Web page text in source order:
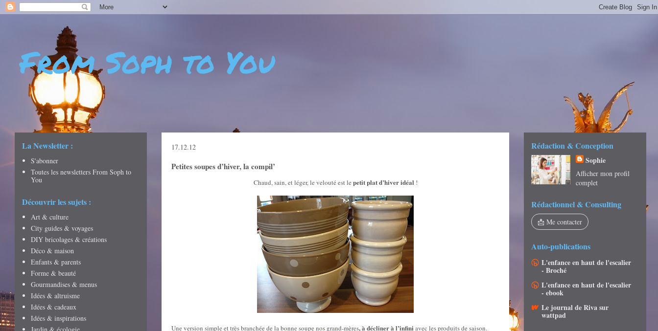
From Soph to You
- DÉCOUVERTES - CULTURE - CITY GUIDES - VOYAGES - CRÉATIVITÉ - ART DE VIVRE - BIEN-ÊTRE - POSITIVITÉ -
17.12.12
Petites soupes d’hiver, la compil’
Chaud, sain, et léger,le velouté estle petit plat d’hiver idéal !
Une version simple et très branchée de la bonne soupe nos grand-mères, à décliner à l’infini avec les produits de saison.
La Newsletter :
S'abonner
Toutes les newsletters From Soph to
You
Découvrir les sujets :
Art & culture
City guides & voyages
DIY bricolages & créations
Déco & maison
Enfants & parents
Forme & beauté
Gourmandises & menus
Idées & altruisme
Idées & cadeaux
Idées & inspirations
Jardin & écologie
Rédaction & Conception
Sophie
Afficher mon profil
complet
Rédactionnel & Consulting
📩 Me contacter
Auto-publications
L'enfance en haut de l'escalier
- Broché
L'enfance en haut de l'escalier
- ebook
Le journal de Riva sur
wattpad